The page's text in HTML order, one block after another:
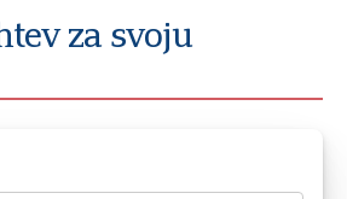
za svoju